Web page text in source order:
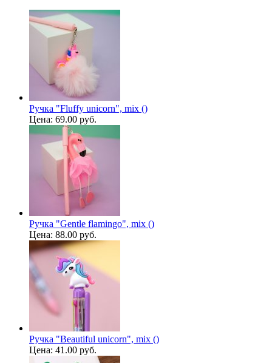
Ручка "Fluffy unicorn", mix ()
Цена: 69.00 руб.
Ручка "Gentle flamingo", mix ()
Цена: 88.00 руб.
Ручка "Beautiful unicorn", mix ()
Цена: 41.00 руб.